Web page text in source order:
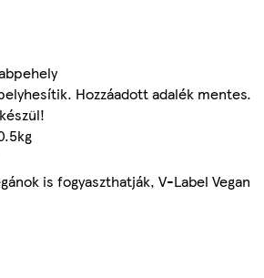
Hozzáadott adalék mentes.
is fogyaszthatják, V-Label Vegan